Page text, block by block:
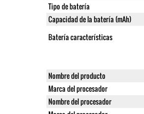
Tipo de batería
Capacidad de la batería (mAh)
Batería características
Nombre del producto
Marca del procesador
Nombre del procesador